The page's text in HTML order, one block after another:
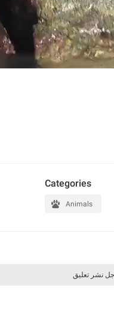
Categories
Animals